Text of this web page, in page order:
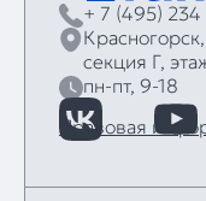
+ 7 (495)
Красногорск,
секция Г,
пн-пт, 9-18
Правовая